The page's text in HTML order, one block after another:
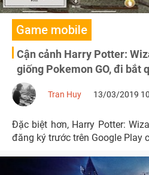
Game mobile
Cận cảnh Harry Potter:
giống Pokemon GO, đi bắt
với phù thủy
Tran Huy 13/03/2019
Đặc biệt hơn, Harry Potter:
đăng ký trước trên Google Play